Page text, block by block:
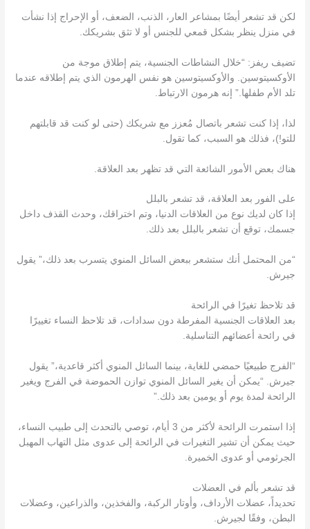
لكن قد تشعر أيضًا بمشاعر العار، الذنب، الضعف، أو الإحراج إذا نشأت
في منزل ينظر بشكل قمعي للجنس أو لا تثق بشريكك.
تضيف ريفز: “خلال النشاطات الجنسية، يتم إطلاق موجة من
الأوكسيتوسين. والأوكسيتوسين هو نفس الهرمون الذي يتم إطلاقه عندما
تلد الأم طفلها.” إنه هرمون الارتباط.
لذا، إذا كنت تشعر باتصال مُعزز مع شريكك (حتى لو كنت قد قابلتهم
للتو!)، فذلك هو السبب، كما تقول.
هناك بعض الأمور الشائعة التي قد تظهر بعد العلاقة.
على الفور بعد العلاقة، قد تشعر بالبلل
إذا كان لديك نوع من العلاقات الدنيا، وتم اختراقك، وحدث القذف داخل
جسمك، توقع أن تشعر بالبلل بعد ذلك.
“من المحتمل أنك ستشعر ببعض السائل المنوي يتسرب بعد ذلك،” يقول
جيرش.
قد تلاحظ تغيرًا في الرائحة
بعد العلاقات الجنسية المفرطة دون سدادات، قد تلاحظ النساء تغييرًا
في رائحة أعضائهم التناسلية.
“الفرج طبيعيًا حمضي للغاية، بينما السائل المنوي أكثر قاعدية،” يقول
جيرش. “يمكن أن يغير السائل المنوي توازن الحموضة في الفرج ويغير
الرائحة لمدة يوم أو يومين بعد ذلك.”
إذا استمرت الرائحة لأكثر من 3 أيام، توصي بالتحدث إلى طبيب النساء،
حيث يمكن أن تشير التغيرات في الرائحة إلى عدوى مثل التهاب المهبل
الجرثومي أو عدوى الخميرة.
قد تشعر بألم في العضلات
تحديداً، عضلات الأرداف، وأوتار الركبة، والفخذين، والذراعين، وعضلات
البطن، وفقًا لجيرش.